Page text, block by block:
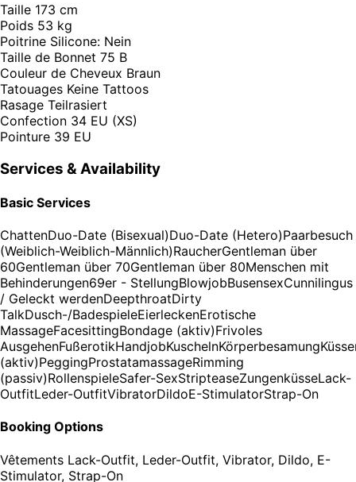
Taille 173 cm
Poids 53 kg
Poitrine Silicone: Nein
Taille de Bonnet 75 B
Couleur de Cheveux Braun
Tatouages Keine Tattoos
Rasage Teilrasiert
Confection 34 EU (XS)
Pointure 39 EU
Services & Availability
Basic Services
ChattenDuo-Date (Bisexual)Duo-Date (Hetero)Paarbesuch
(Weiblich-Weiblich-Männlich)RaucherGentleman über
60Gentleman über 70Gentleman über 80Menschen mit
Behinderungen69er - StellungBlowjobBusensexCunnilingus
/ Geleckt werdenDeepthroatDirty
TalkDusch-/BadespieleEierleckenErotische
MassageFacesittingBondage (aktiv)Frivoles
AusgehenFußerotikHandjobKuschelnKörperbesamung
(aktiv)PeggingProstatamassageRimming
(passiv)RollenspieleSafer-SexStripteaseZungenküsseLack-
OutfitLeder-OutfitVibratorDildoE-StimulatorStrap-On
Booking Options
Vêtements Lack-Outfit, Leder-Outfit, Vibrator, Dildo, E-
Stimulator, Strap-On